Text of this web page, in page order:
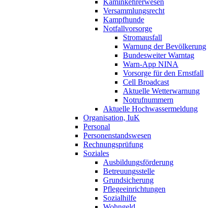
Kaminkehrerwesen
Versammlungsrecht
Kampfhunde
Notfallvorsorge
Stromausfall
Warnung der Bevölkerung
Bundesweiter Warntag
Warn-App NINA
Vorsorge für den Ernstfall
Cell Broadcast
Aktuelle Wetterwarnung
Notrufnummern
Aktuelle Hochwassermeldung
Organisation, IuK
Personal
Personenstandswesen
Rechnungsprüfung
Soziales
Ausbildungsförderung
Betreuungsstelle
Grundsicherung
Pflegeeinrichtungen
Sozialhilfe